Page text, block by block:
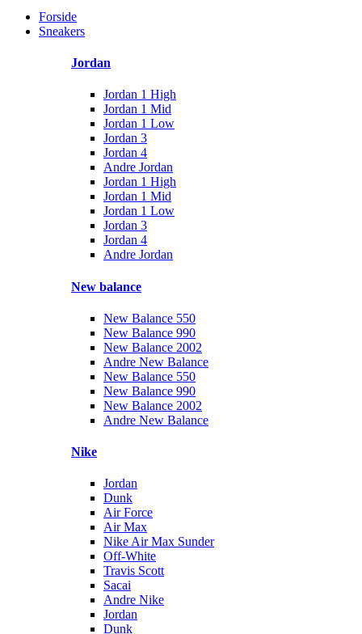
Forside
Sneakers
Jordan
Jordan 1 High
Jordan 1 Mid
Jordan 1 Low
Jordan 3
Jordan 4
Andre Jordan
Jordan 1 High
Jordan 1 Mid
Jordan 1 Low
Jordan 3
Jordan 4
Andre Jordan
New balance
New Balance 550
New Balance 990
New Balance 2002
Andre New Balance
New Balance 550
New Balance 990
New Balance 2002
Andre New Balance
Nike
Jordan
Dunk
Air Force
Air Max
Nike Air Max Sunder
Off-White
Travis Scott
Sacai
Andre Nike
Jordan
Dunk